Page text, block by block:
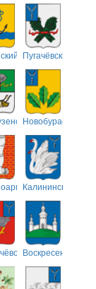
Пугачёвский
Новобурасский
Калининский
Воскресенский